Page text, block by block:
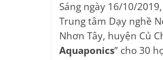
Sáng ngày 16/10/
Trung tâm Dạy nghề
Nhơn Tây, huyện Củ
Aquaponics” cho 30